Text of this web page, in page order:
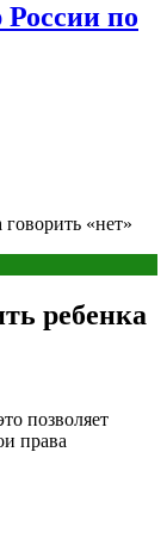
России по
«нет»
ребенка
позволяет
права